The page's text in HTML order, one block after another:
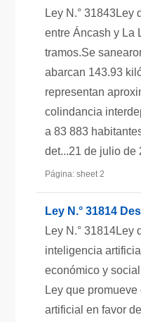
Ley N.° 31843Ley
entre Áncash y La
tramos.Se
abarcan 143.93
representan
colindancia
a 83 883
det...21 de julio de
Página: sheet 2
Ley N.° 31814
Ley N.° 31814Ley
inteligencia
económico y
Ley que
artificial en favor